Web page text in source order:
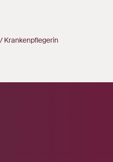
Krankenpflegerin